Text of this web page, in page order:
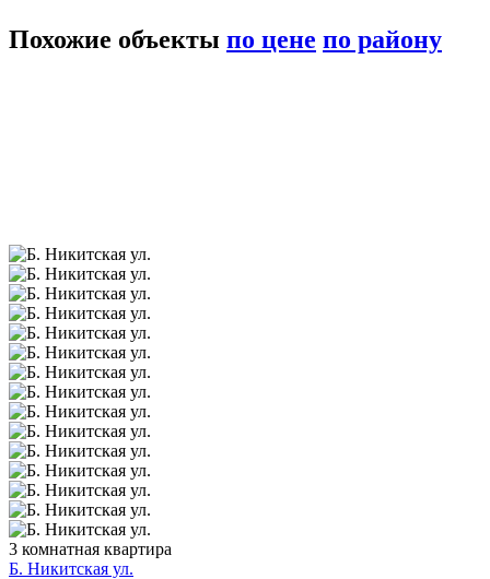
Похожие объекты по цене по району
3 комнатная квартира
Б. Никитская ул.